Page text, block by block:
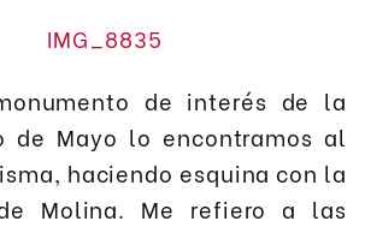
de interés de la
de Mayo lo encontramos al
haciendo esquina con la
Molina. Me refiero a las